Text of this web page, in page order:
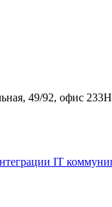
49/92, офис 233Н